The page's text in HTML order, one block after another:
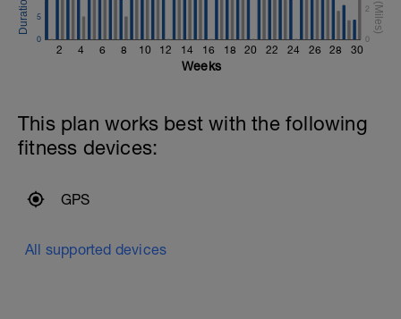
2 4 6 8 10 12 14 16 18 20 22 24 26 28 30
0
5
0
2
Weeks
This plan works best with the following
fitness devices:
GPS
All supported devices